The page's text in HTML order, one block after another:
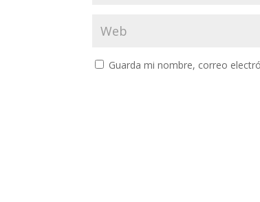
Guarda mi nombre, correo